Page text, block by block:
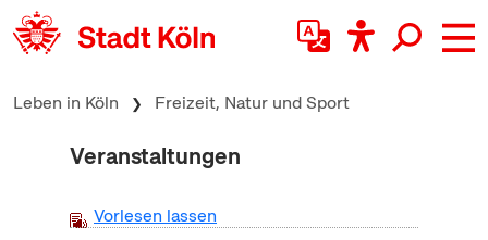
zum Inhalt springen
Leben in Köln Freizeit, Natur und Sport
Veranstaltungen
Vorlesen lassen